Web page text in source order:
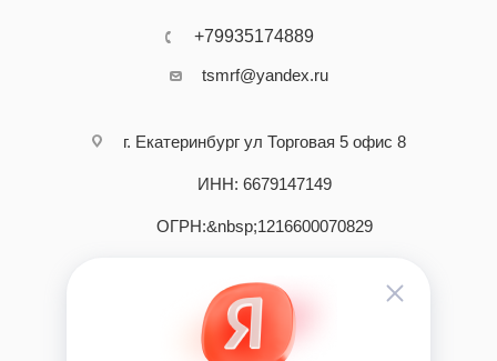
+79935174889
tsmrf@yandex.ru
г. Екатеринбург ул Торговая 5 офис 8
ИНН: 6679147149
ОГРН:&nbsp;1216600070829